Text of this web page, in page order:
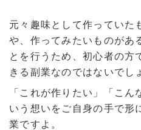
元々趣味として作っていた
や、作ってみたいものがあ
とを行うため、初心者の方
きる副業なのではないでし
「これが作りたい」「こん
いう想いをご自身の手で形
業ですよ。